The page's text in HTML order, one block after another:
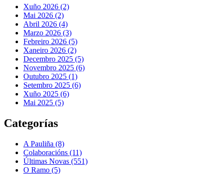
Xuño 2026 (2)
Mai 2026 (2)
Abril 2026 (4)
Marzo 2026 (3)
Febreiro 2026 (5)
Xaneiro 2026 (2)
Decembro 2025 (5)
Novembro 2025 (6)
Outubro 2025 (1)
Setembro 2025 (6)
Xuño 2025 (6)
Mai 2025 (5)
Categorías
A Pauliña (8)
Colaboracións (11)
Últimas Novas (551)
O Ramo (5)